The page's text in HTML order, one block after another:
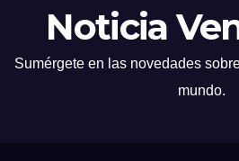
Noticia
Sumérgete en las novedades
mundo.